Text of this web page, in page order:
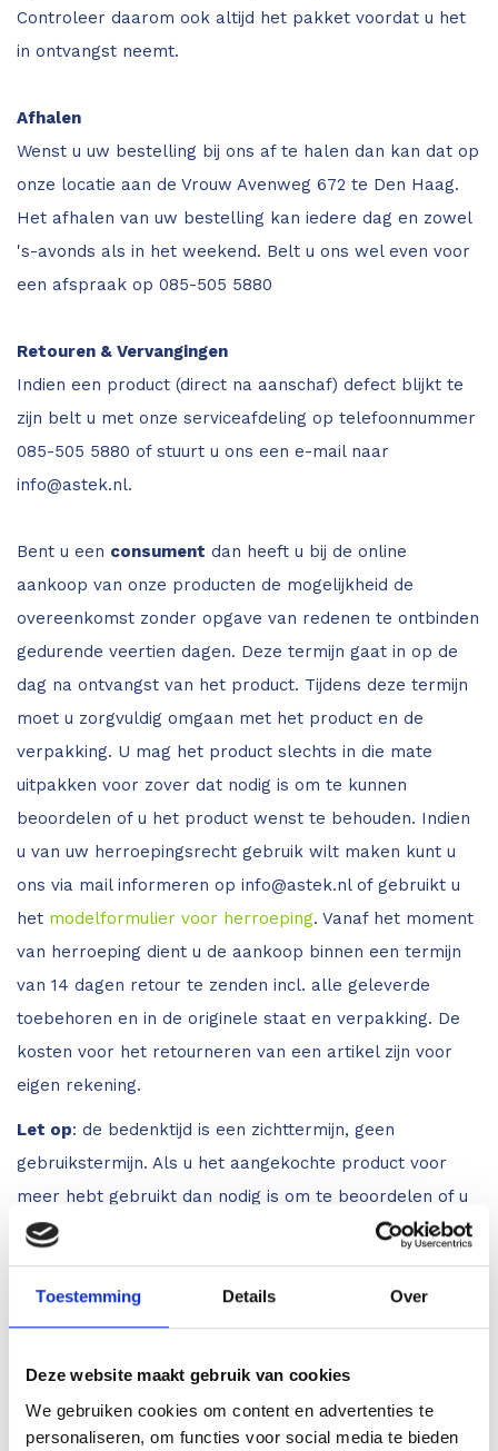
Toestemming Details Over
Deze website maakt gebruik van cookies
We gebruiken cookies om content en advertenties te
personaliseren, om functies voor social media te bieden
Controleer daarom ook altijd het pakket voordat u het
in ontvangst neemt.
Afhalen
Wenst u uw bestelling bij ons af te halen dan kan dat op
onze locatie aan de Vrouw Avenweg 672 te Den Haag.
Het afhalen van uw bestelling kan iedere dag en zowel
's-avonds als in het weekend. Belt u ons wel even voor
een afspraak op 085-505 5880
Retouren & Vervangingen
Indien een product (direct na aanschaf) defect blijkt te
zijn belt u met onze serviceafdeling op telefoonnummer
085-505 5880 of stuurt u ons een e-mail naar
info@astek.nl.
Bent u een consument dan heeft u bij de online
aankoop van onze producten de mogelijkheid de
overeenkomst zonder opgave van redenen te ontbinden
gedurende veertien dagen. Deze termijn gaat in op de
dag na ontvangst van het product. Tijdens deze termijn
moet u zorgvuldig omgaan met het product en de
verpakking. U mag het product slechts in die mate
uitpakken voor zover dat nodig is om te kunnen
beoordelen of u het product wenst te behouden. Indien
u van uw herroepingsrecht gebruik wilt maken kunt u
ons via mail informeren op info@astek.nlof gebruikt u
het modelformulier voor herroeping. Vanaf het moment
van herroeping dient u de aankoop binnen een termijn
van 14 dagen retour te zenden incl. alle geleverde
toebehoren en in de originele staat en verpakking. De
kosten voor het retourneren van een artikel zijn voor
eigen rekening.
Let op: de bedenktijd is een zichttermijn, geen
gebruikstermijn. Als u het aangekochte product voor
meer hebt gebruikt dan nodig is om te beoordelen of u
het product daadwerkelijk wenst te behouden, of als u
de originele verpakking hebt beschadigd of weggegooid,
bent u aansprakelijk voor de waardevermindering.
bedenktermijn niet. Laat u zich vooraf dan ook goed
informeren over de functies van het apparaat en neem
contact met ons op als u een toestel wilt uitproberen.